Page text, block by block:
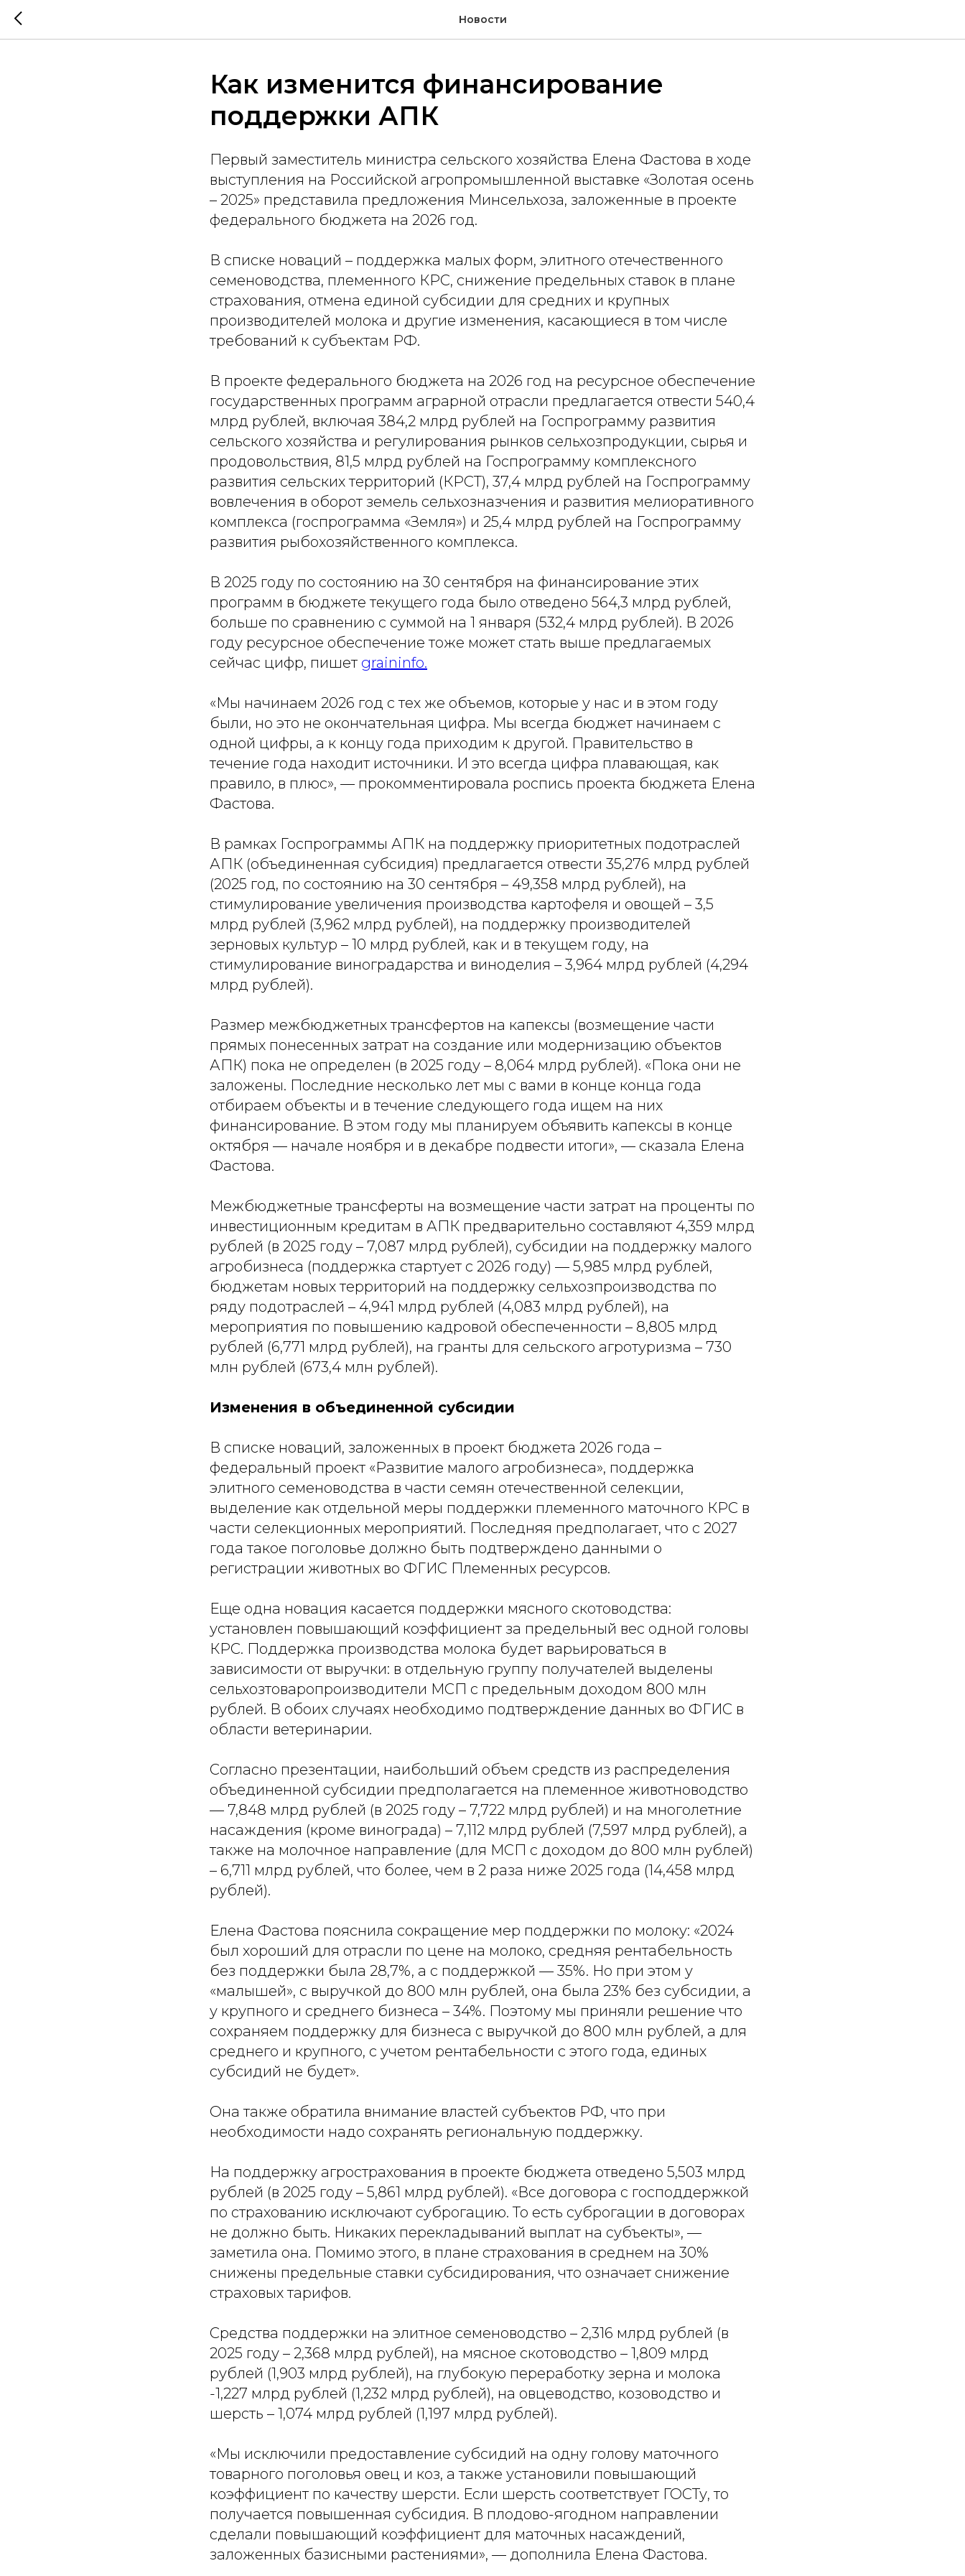
Новости
Как изменится финансирование
поддержки АПК
Первый заместитель министра сельского хозяйства Елена Фастова в ходе
выступления на Российской агропромышленной выставке «Золотая осень
– 2025» представила предложения Минсельхоза, заложенные в проекте
федерального бюджета на 2026 год.
В списке новаций – поддержка малых форм, элитного отечественного
семеноводства, племенного КРС, снижение предельных ставок в плане
страхования, отмена единой субсидии для средних и крупных
производителей молока и другие изменения, касающиеся в том числе
требований к субъектам РФ.
В проекте федерального бюджета на 2026 год на ресурсное обеспечение
государственных программ аграрной отрасли предлагается отвести 540,4
млрд рублей, включая 384,2 млрд рублей на Госпрограмму развития
сельского хозяйства и регулирования рынков сельхозпродукции, сырья и
продовольствия, 81,5 млрд рублей на Госпрограмму комплексного
развития сельских территорий (КРСТ), 37,4 млрд рублей на Госпрограмму
вовлечения в оборот земель сельхозназчения и развития мелиоративного
комплекса (госпрограмма «Земля») и 25,4 млрд рублей на Госпрограмму
развития рыбохозяйственного комплекса.
В 2025 году по состоянию на 30 сентября на финансирование этих
программ в бюджете текущего года было отведено 564,3 млрд рублей,
больше по сравнению с суммой на 1 января (532,4 млрд рублей). В 2026
году ресурсное обеспечение тоже может стать выше предлагаемых
сейчас цифр, пишет graininfo.
«Мы начинаем 2026 год с тех же объемов, которые у нас и в этом году
были, но это не окончательная цифра. Мы всегда бюджет начинаем с
одной цифры, а к концу года приходим к другой. Правительство в
течение года находит источники. И это всегда цифра плавающая, как
правило, в плюс», — прокомментировала роспись проекта бюджета Елена
Фастова.
В рамках Госпрограммы АПК на поддержку приоритетных подотраслей
АПК (объединенная субсидия) предлагается отвести 35,276 млрд рублей
(2025 год, по состоянию на 30 сентября – 49,358 млрд рублей), на
стимулирование увеличения производства картофеля и овощей – 3,5
млрд рублей (3,962 млрд рублей), на поддержку производителей
зерновых культур – 10 млрд рублей, как и в текущем году, на
стимулирование виноградарства и виноделия – 3,964 млрд рублей (4,294
млрд рублей).
Размер межбюджетных трансфертов на капексы (возмещение части
прямых понесенных затрат на создание или модернизацию объектов
АПК) пока не определен (в 2025 году – 8,064 млрд рублей). «Пока они не
заложены. Последние несколько лет мы с вами в конце конца года
отбираем объекты и в течение следующего года ищем на них
финансирование. В этом году мы планируем объявить капексы в конце
октября — начале ноября и в декабре подвести итоги», — сказала Елена
Фастова.
Межбюджетные трансферты на возмещение части затрат на проценты по
инвестиционным кредитам в АПК предварительно составляют 4,359 млрд
рублей (в 2025 году – 7,087 млрд рублей), субсидии на поддержку малого
агробизнеса (поддержка стартует с 2026 году) — 5,985 млрд рублей,
бюджетам новых территорий на поддержку сельхозпроизводства по
ряду подотраслей – 4,941 млрд рублей (4,083 млрд рублей), на
мероприятия по повышению кадровой обеспеченности – 8,805 млрд
рублей (6,771 млрд рублей), на гранты для сельского агротуризма – 730
млн рублей (673,4 млн рублей).
Изменения в объединенной субсидии
В списке новаций, заложенных в проект бюджета 2026 года –
федеральный проект «Развитие малого агробизнеса», поддержка
элитного семеноводства в части семян отечественной селекции,
выделение как отдельной меры поддержки племенного маточного КРС в
части селекционных мероприятий. Последняя предполагает, что с 2027
года такое поголовье должно быть подтверждено данными о
регистрации животных во ФГИС Племенных ресурсов.
Еще одна новация касается поддержки мясного скотоводства:
установлен повышающий коэффициент за предельный вес одной головы
КРС. Поддержка производства молока будет варьироваться в
зависимости от выручки: в отдельную группу получателей выделены
сельхозтоваропроизводители МСП с предельным доходом 800 млн
рублей. В обоих случаях необходимо подтверждение данных во ФГИС в
области ветеринарии.
Согласно презентации, наибольший объем средств из распределения
объединенной субсидии предполагается на племенное животноводство
— 7,848 млрд рублей (в 2025 году – 7,722 млрд рублей) и на многолетние
насаждения (кроме винограда) – 7,112 млрд рублей (7,597 млрд рублей), а
также на молочное направление (для МСП с доходом до 800 млн рублей)
– 6,711 млрд рублей, что более, чем в 2 раза ниже 2025 года (14,458 млрд
рублей).
Елена Фастова пояснила сокращение мер поддержки по молоку: «2024
был хороший для отрасли по цене на молоко, средняя рентабельность
без поддержки была 28,7%, а с поддержкой — 35%. Но при этом у
«малышей», с выручкой до 800 млн рублей, она была 23% без субсидии, а
у крупного и среднего бизнеса – 34%. Поэтому мы приняли решение что
сохраняем поддержку для бизнеса с выручкой до 800 млн рублей, а для
среднего и крупного, с учетом рентабельности с этого года, единых
субсидий не будет».
Она также обратила внимание властей субъектов РФ, что при
необходимости надо сохранять региональную поддержку.
На поддержку агрострахования в проекте бюджета отведено 5,503 млрд
рублей (в 2025 году – 5,861 млрд рублей). «Все договора с господдержкой
по страхованию исключают суброгацию. То есть суброгации в договорах
не должно быть. Никаких перекладываний выплат на субъекты», —
заметила она. Помимо этого, в плане страхования в среднем на 30%
снижены предельные ставки субсидирования, что означает снижение
страховых тарифов.
Средства поддержки на элитное семеноводство – 2,316 млрд рублей (в
2025 году – 2,368 млрд рублей), на мясное скотоводство – 1,809 млрд
рублей (1,903 млрд рублей), на глубокую переработку зерна и молока
-1,227 млрд рублей (1,232 млрд рублей), на овцеводство, козоводство и
шерсть – 1,074 млрд рублей (1,197 млрд рублей).
«Мы исключили предоставление субсидий на одну голову маточного
товарного поголовья овец и коз, а также установили повышающий
коэффициент по качеству шерсти. Если шерсть соответствует ГОСТу, то
получается повышенная субсидия. В плодово-ягодном направлении
сделали повышающий коэффициент для маточных насаждений,
заложенных базисными растениями», — дополнила Елена Фастова.